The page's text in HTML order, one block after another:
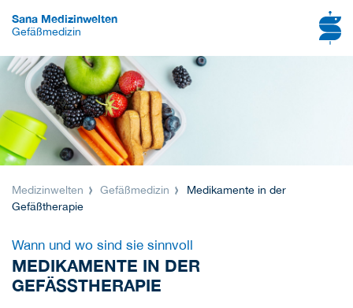
Sana Medizinwelten
Gefäßmedizin
Medizinwelten Gefäßmedizin
Medikamente in der
Gefäßtherapie
Wann und wo sind sie sinnvoll
MEDIKAMENTE IN DER
GEFÄSSTHERAPIE